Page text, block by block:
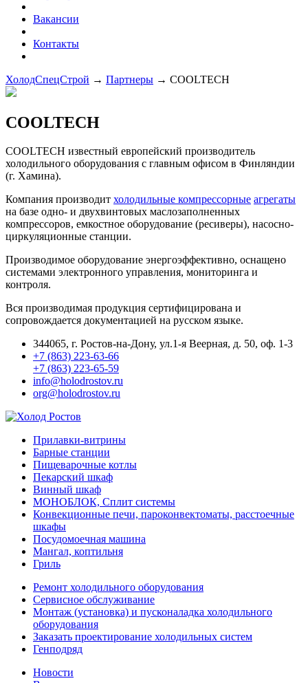
Вакансии
Контакты
ХолодСпецСтрой → Партнеры → COOLTECH
COOLTECH
COOLTECH известный европейский производитель
холодильного оборудования с главным офисом в Финляндии
(г. Хамина).
Компания производит холодильные компрессорные агрегаты
на базе одно- и двухвинтовых маслозаполненных
компрессоров, емкостное оборудование (ресиверы), насосно-
циркуляционные станции.
Производимое оборудование энергоэффективно, оснащено
системами электронного управления, мониторинга и
контроля.
Вся производимая продукция сертифицирована и
сопровождается документацией на русском языке.
344065, г. Ростов-на-Дону, ул.1-я Веерная, д. 50, оф. 1-3
+7 (863) 223-63-66
+7 (863) 223-65-59
info@holodrostov.ru
org@holodrostov.ru
Прилавки-витрины
Барные станции
Пищеварочные котлы
Пекарский шкаф
Винный шкаф
МОНОБЛОК, Сплит системы
Конвекционные печи, пароконвектоматы, расстоечные
шкафы
Посудомоечная машина
Мангал, коптильня
Гриль
Ремонт холодильного оборудования
Сервисное обслуживание
Монтаж (установка) и пусконаладка холодильного
оборудования
Заказать проектирование холодильных систем
Генподряд
Новости